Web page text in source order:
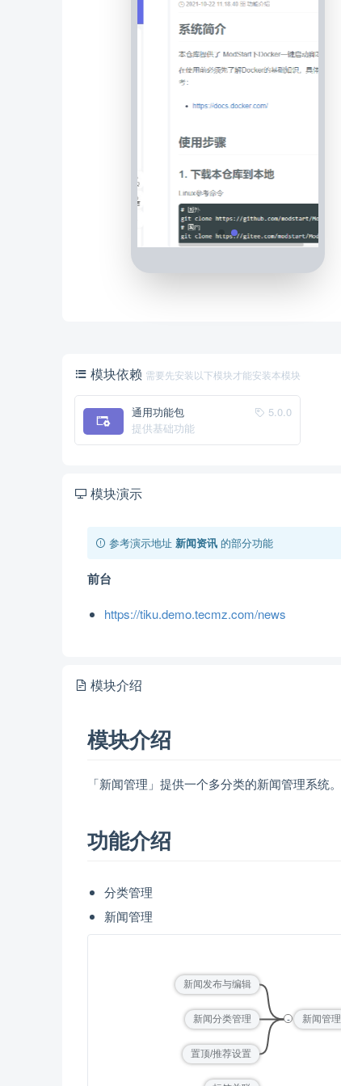
模块依赖 需要先安装以下模块才能安装本模块
5.0.0
通用功能包
提供基础功能
模块演示
参考演示地址 新闻资讯 的部分功能
前台
https://tiku.demo.tecmz.com/news
模块介绍
模块介绍
「新闻管理」提供一个多分类的新闻管理系统。
功能介绍
分类管理
新闻管理
- 新闻管理
新闻发布与编辑
新闻分类管理
置顶/推荐设置